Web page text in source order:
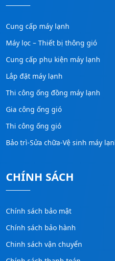
Cung cấp máy lạnh
Máy lọc – Thiết bị thông gió
Cung cấp phụ kiện máy lạnh
Lắp đặt máy lạnh
Thi công ống đồng máy lạnh
Gia công ống gió
Thi công ống gió
Bảo trì-Sửa chữa-Vệ sinh máy
CHÍNH SÁCH
Chính sách bảo mật
Chính sách bảo hành
Chinh sách vận chuyển